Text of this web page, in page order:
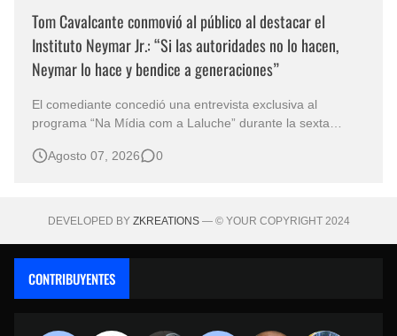
Tom Cavalcante conmovió al público al destacar el
Instituto Neymar Jr.: “Si las autoridades no lo hacen,
Neymar lo hace y bendice a generaciones”
El comediante concedió una entrevista exclusiva al
programa “Na Mídia com a Laluche” durante la sexta
eventos benéficos más importantes de Brasil. En medio del
Agosto 07, 2026 0
DEVELOPED BY ZKREATIONS— © YOUR COPYRIGHT 2024
CONTRIBUYENTES